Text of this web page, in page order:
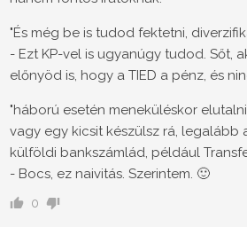
"És még be is tudod fektetni,
- Ezt KP-vel is ugyanúgy tudod. Sőt,
előnyöd is, hogy a TIED a pénz, és
"háború esetén meneküléskor
vagy egy kicsit készülsz rá, legalább
külföldi bankszámlád, például
- Bocs, ez naivitás. Szerintem. 🙂
0